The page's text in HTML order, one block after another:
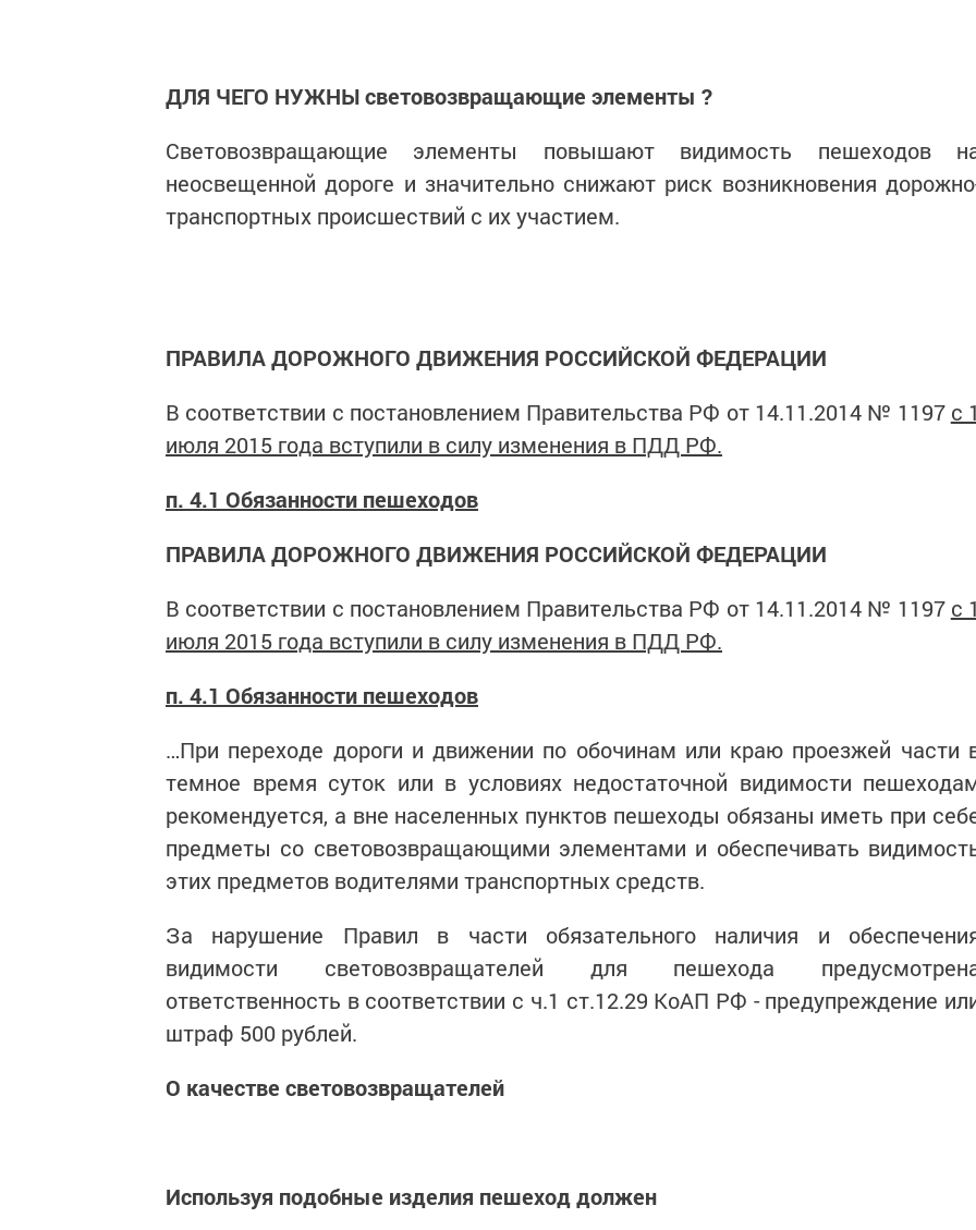
ДЛЯ ЧЕГО НУЖНЫ световозвращающие элементы ?
Световозвращающие элементы повышают видимость пешеходов
неосвещенной дороге и значительно снижают риск возникновения
транспортных происшествий с их участием.
ПРАВИЛА ДОРОЖНОГО ДВИЖЕНИЯ РОССИЙСКОЙ ФЕДЕРАЦИИ
В соответствии с постановлением Правительства РФ от 14.11.2014 № 1197 с 1
июля 2015 года вступили в силу изменения в ПДД РФ.
п. 4.1 Обязанности пешеходов
ПРАВИЛА ДОРОЖНОГО ДВИЖЕНИЯ РОССИЙСКОЙ ФЕДЕРАЦИИ
В соответствии с постановлением Правительства РФ от 14.11.2014 № 1197 с 1
июля 2015 года вступили в силу изменения в ПДД РФ.
п. 4.1 Обязанности пешеходов
…При переходе дороги и движении по обочинам или краю проезжей части
темное время суток или в условиях недостаточной видимости
рекомендуется, а вне населенных пунктов пешеходы обязаны иметь при
предметы со световозвращающими элементами и обеспечивать
этих предметов водителями транспортных средств.
За нарушение Правил в части обязательного наличия и
видимости световозвращателей для пешехода
ответственность в соответствии с ч.1 ст.12.29 КоАП РФ - предупреждение
штраф 500 рублей.
О качестве световозвращателей
Используя подобные изделия пешеход должен